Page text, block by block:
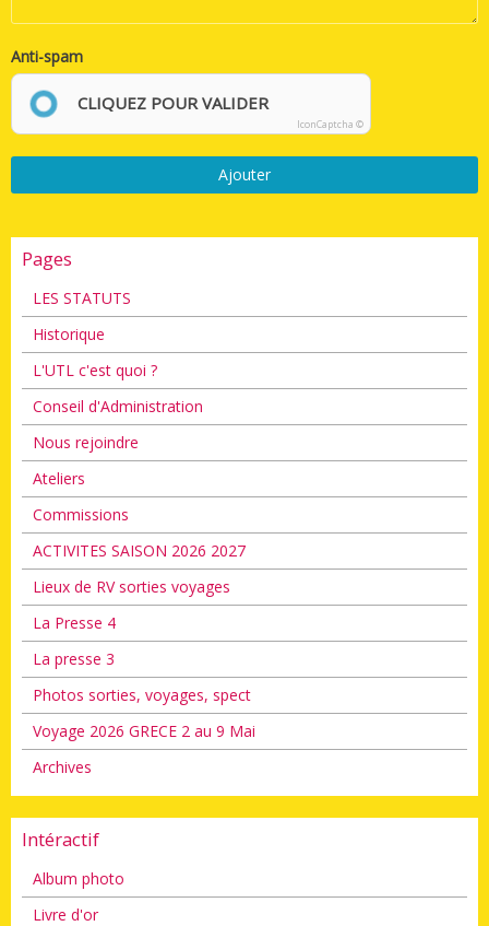
Anti-spam
CLIQUEZ POUR VALIDER
IconCaptcha ©
Ajouter
Pages
LES STATUTS
Historique
L'UTL c'est quoi ?
Conseil d'Administration
Nous rejoindre
Ateliers
Commissions
ACTIVITES SAISON 2026 2027
Lieux de RV sorties voyages
La Presse 4
La presse 3
Photos sorties, voyages, spect
Voyage 2026 GRECE 2 au 9 Mai
Archives
Intéractif
Album photo
Livre d'or